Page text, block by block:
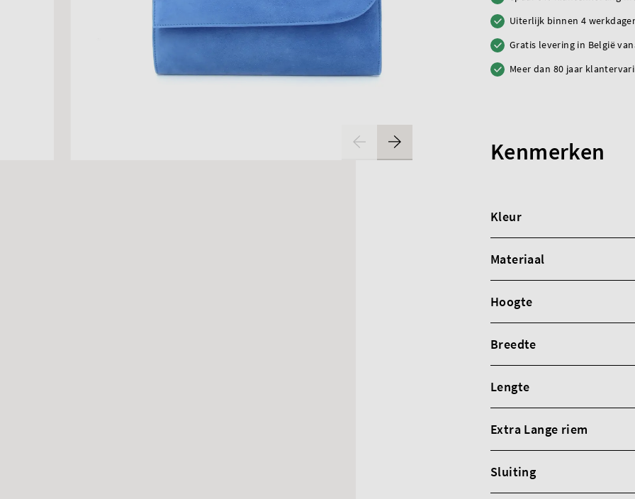
Uiterlijk binnen 4
Gratis levering in België
Meer dan 80 jaar
Kenmerken
Kleur
Materiaal
Hoogte
Breedte
Lengte
Extra Lange riem
Sluiting